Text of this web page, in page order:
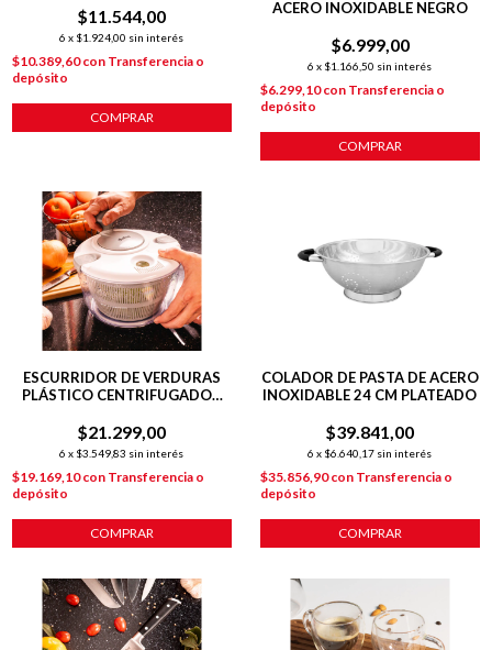
$11.544,00
6 x $1.924,00 sin interés
$10.389,60con Transferencia o
depósito
COMPRAR
ACERO INOXIDABLE NEGRO
$6.999,00
6 x $1.166,50 sin interés
$6.299,10con Transferencia o
depósito
COMPRAR
ESCURRIDOR DE VERDURAS
PLÁSTICO CENTRIFUGADOR
$21.299,00
6 x $3.549,83 sin interés
$19.169,10con Transferencia o
depósito
COMPRAR
COLADOR DE PASTA DE ACERO
INOXIDABLE 24 CM PLATEADO
$39.841,00
6 x $6.640,17 sin interés
$35.856,90con Transferencia o
depósito
COMPRAR